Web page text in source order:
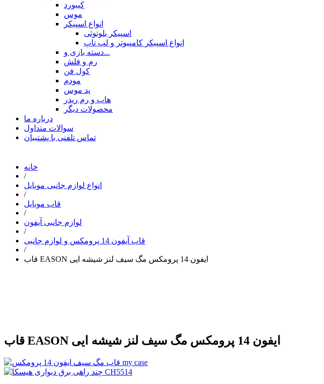
کیبورد
موس
انواع اسپیکر
اسپیکر بلوتوثی
انواع اسپیکر کامپیوتر و لپ تاپ
دسته بازی و...
رم و فلش
کول فن
مودم
پد موس
هاب و رم ریدر
محصولات دیگر
درباره ما
سوالات متداول
تماس تلفنی با پشتیبان
خانه
/
انواع لوازم جانبی موبایل
/
قاب موبایل
/
لوازم جانبی آیفون
/
قاب آیفون 14 پرومکس و لوازم جانبی
/
قاب EASON ایفون 14 پرومکس مگ سیف لنز شیشه ایی
قاب EASON ایفون 14 پرومکس مگ سیف لنز شیشه ایی